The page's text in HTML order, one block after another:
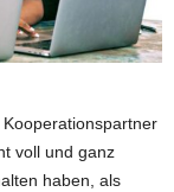
voll und ganz
haben, als